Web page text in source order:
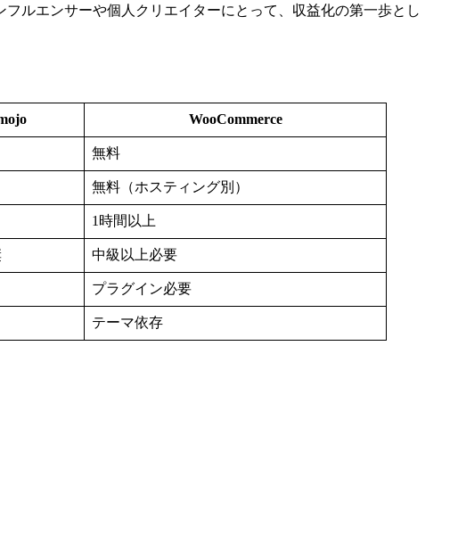
ルエンサーや個人クリエイターにとって、収益化の第一歩とし
WooCommerce
無料
無料（ホスティング別）
1時間以上
中級以上必要
プラグイン必要
テーマ依存